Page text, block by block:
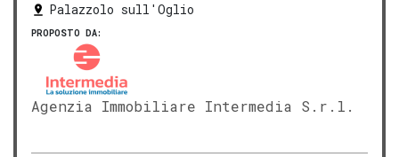
Palazzolo sull'Oglio
PROPOSTO DA:
Agenzia Immobiliare Intermedia S.r.l.